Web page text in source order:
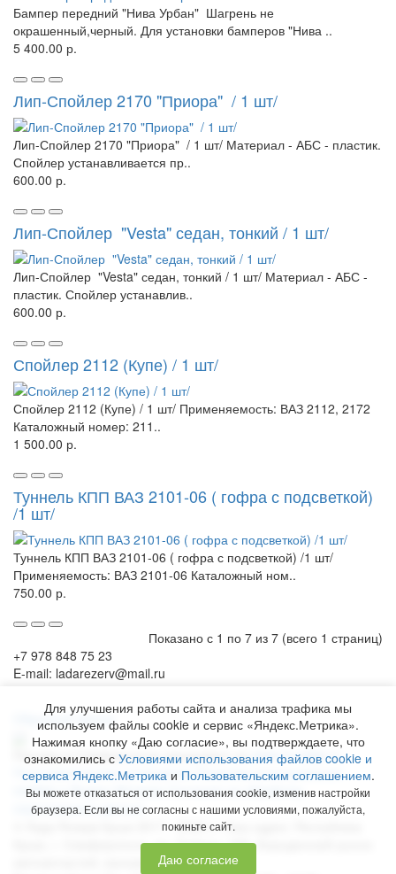
Бампер передний "Нива Урбан" Шагрень не
окрашенный,черный. Для установки бамперов "Нива ..
5 400.00 р.
Лип-Спойлер 2170 "Приора" / 1 шт/
Лип-Спойлер 2170 "Приора" / 1 шт/ Материал - АБС - пластик.
Спойлер устанавливается пр..
600.00 р.
Лип-Спойлер "Vesta" седан, тонкий / 1 шт/
Лип-Спойлер "Vesta" седан, тонкий / 1 шт/ Материал - АБС -
пластик. Спойлер устанавлив..
600.00 р.
Спойлер 2112 (Купе) / 1 шт/
Спойлер 2112 (Купе) / 1 шт/ Применяемость: ВАЗ 2112, 2172
Каталожный номер: 211..
1 500.00 р.
Туннель КПП ВАЗ 2101-06 ( гофра с подсветкой)
/1 шт/
Туннель КПП ВАЗ 2101-06 ( гофра с подсветкой) /1 шт/
Применяемость: ВАЗ 2101-06 Каталожный ном..
750.00 р.
Показано с 1 по 7 из 7 (всего 1 страниц)
+7 978 848 75 23
E-mail: ladarezerv@mail.ru
Обратный звонок
Рекламу в Симферополе заказывают наwww.ra-salgir.ru.
Пользовательское соглашение Политика использования
cookies и Яндекс.Метрики Согласие на обработку
персональных данных
2017 - 2026 гг. Наш адрес:
Симферополь,пр. Победы, 230, Бородинский рынок
автозапчастей, магазин № 158
Для улучшения работы сайта и анализа трафика мы
используем файлы cookie и сервис «Яндекс.Метрика».
Нажимая кнопку «Даю согласие», вы подтверждаете, что
ознакомились с Условиями использования файлов cookie и
сервиса Яндекс.Метрикаи Пользовательским соглашением.
Вы можете отказаться от использования cookie, изменив настройки
браузера. Если вы не согласны с нашими условиями, пожалуйста,
покиньте сайт.
Даю согласие